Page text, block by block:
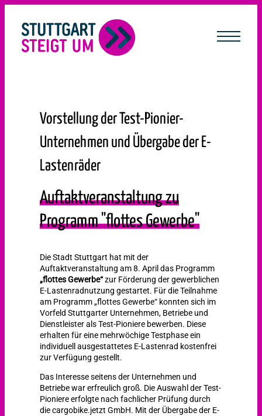
Vorstellung der Test-Pionier-
Unternehmen und Übergabe der E-
Lastenräder
Auftaktveranstaltung zu
Programm "flottes Gewerbe"
Die Stadt Stuttgart hat mit der
Auftaktveranstaltung am 8. April das Programm
„flottes Gewerbe“zur Förderung der gewerblichen
E-Lastenradnutzung gestartet. Für die Teilnahme
am Programm „flottes Gewerbe“ konnten sich im
Vorfeld Stuttgarter Unternehmen, Betriebe und
Dienstleister als Test-Pioniere bewerben. Diese
erhalten für eine mehrwöchige Testphase ein
individuell ausgestattetes E-Lastenrad kostenfrei
zur Verfügung gestellt.
Das Interesse seitens der Unternehmen und
Betriebe war erfreulich groß. Die Auswahl der Test-
Pioniere erfolgte nach fachlicher Prüfung durch
die cargobike.jetzt GmbH. Mit der Übergabe der E-